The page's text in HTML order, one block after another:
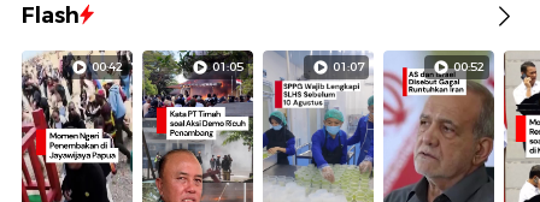
Flash
00:42 01:05 01:07 00:52